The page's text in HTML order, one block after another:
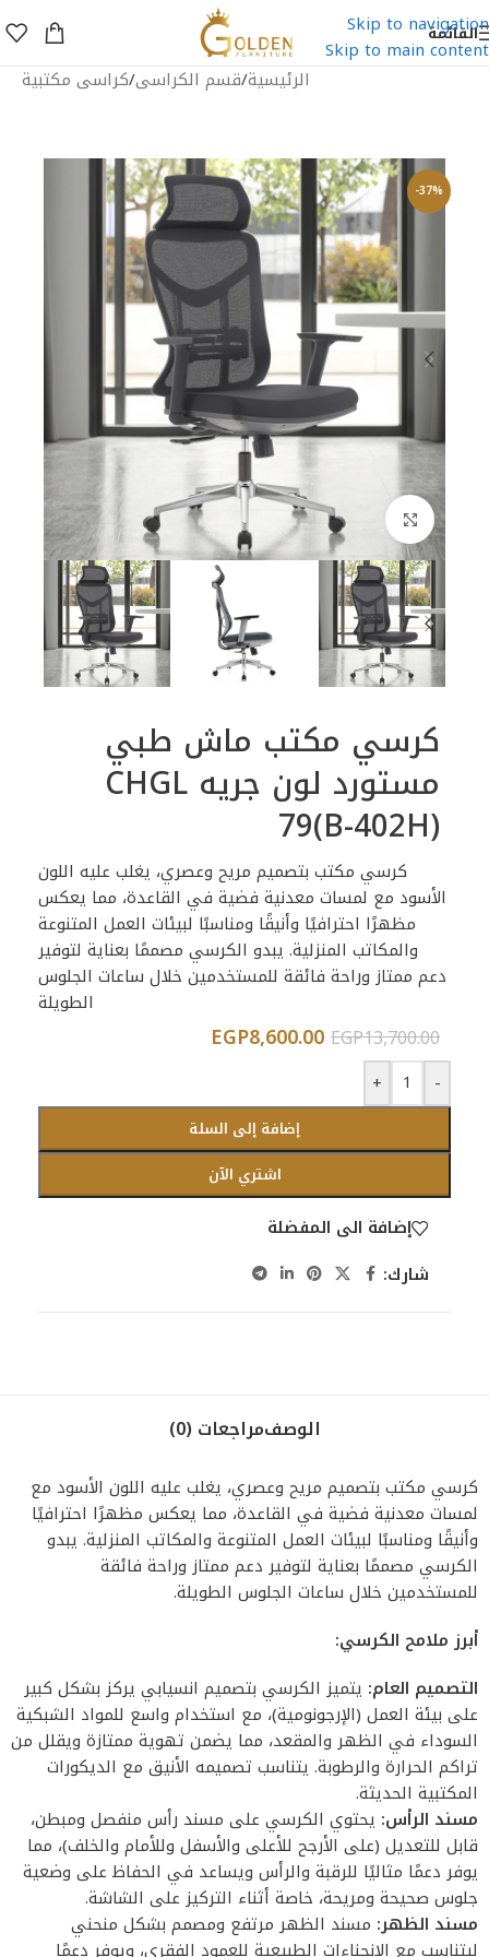
Skip to navigation
Skip to main content
القائمة
الرئيسية/قسم الكراسى/كراسى مكتبية
-37%
اضغط للتكبير
كرسي مكتب ماش طبي
مستورد لون جريه CHGL
79(B-402H)
كرسي مكتب بتصميم مريح وعصري، يغلب عليه اللون
الأسود مع لمسات معدنية فضية في القاعدة، مما يعكس
مظهرًا احترافيًا وأنيقًا ومناسبًا لبيئات العمل المتنوعة
والمكاتب المنزلية. يبدو الكرسي مصممًا بعناية لتوفير
دعم ممتاز وراحة فائقة للمستخدمين خلال ساعات الجلوس
الطويلة
EGP13,700.00
EGP8,600.00
-
+
إضافة إلى السلة
اشتري الآن
إضافة الى المفضلة
شارك:
الوصفمراجعات (0)
كرسي مكتب بتصميم مريح وعصري، يغلب عليه اللون الأسود مع
لمسات معدنية فضية في القاعدة، مما يعكس مظهرًا احترافيًا
وأنيقًا ومناسبًا لبيئات العمل المتنوعة والمكاتب المنزلية. يبدو
الكرسي مصممًا بعناية لتوفير دعم ممتاز وراحة فائقة
للمستخدمين خلال ساعات الجلوس الطويلة.
أبرز ملامح الكرسي:
التصميم العام: يتميز الكرسي بتصميم انسيابي يركز بشكل كبير
على بيئة العمل (الإرجونومية)، مع استخدام واسع للمواد الشبكية
السوداء في الظهر والمقعد، مما يضمن تهوية ممتازة ويقلل من
تراكم الحرارة والرطوبة. يتناسب تصميمه الأنيق مع الديكورات
المكتبية الحديثة.
مسند الرأس: يحتوي الكرسي على مسند رأس منفصل ومبطن،
قابل للتعديل (على الأرجح للأعلى والأسفل وللأمام والخلف)، مما
يوفر دعمًا مثاليًا للرقبة والرأس ويساعد في الحفاظ على وضعية
جلوس صحيحة ومريحة، خاصة أثناء التركيز على الشاشة.
مسند الظهر: مسند الظهر مرتفع ومصمم بشكل منحني
ليتناسب مع الانحناءات الطبيعية للعمود الفقري، ويوفر دعمًا